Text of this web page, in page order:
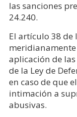
las sanciones
24.240.
El artículo 38 de
meridianamente
aplicación de
de la Ley de
en caso de que
intimación a
abusivas.